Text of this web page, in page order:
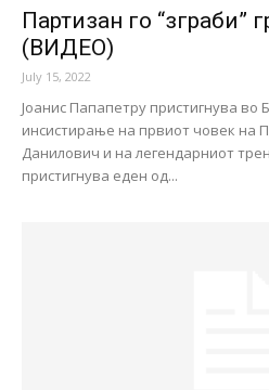
Партизан го “зграби”
(ВИДЕО)
July 15, 2022
Јоанис Папапетру пристигнува во
инсистирање на првиот човек на
Данилович и на легендарниот
пристигнува еден од...